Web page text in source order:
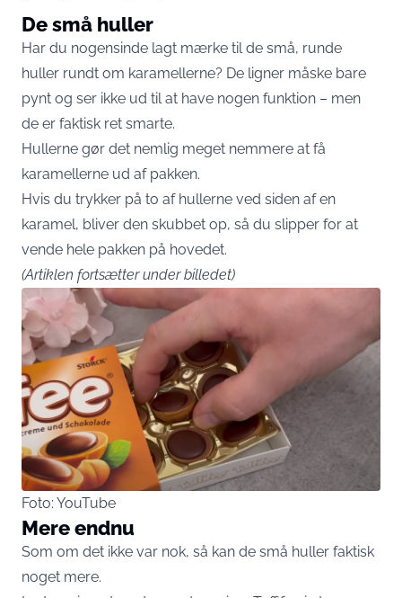
De små huller
Har du nogensinde lagt mærke til de små, runde
huller rundt om karamellerne? De ligner måske bare
pynt og ser ikke ud til at have nogen funktion – men
de er faktisk ret smarte.
Hullerne gør det nemlig meget nemmere at få
karamellerne ud af pakken.
Hvis du trykker på to af hullerne ved siden af en
karamel, bliver den skubbet op, så du slipper for at
vende hele pakken på hovedet.
(Artiklen fortsætter under billedet)
Foto: YouTube
Mere endnu
Som om det ikke var nok, så kan de små huller faktisk
noget mere.